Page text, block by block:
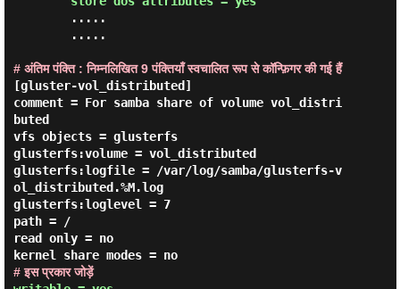
# अंतिम पंक्ति : निम्नलिखित 9 पंक्तियाँ स्वचालित रूप से कॉन्फ़िगर की गई हैं
[gluster-vol_distributed]
comment = For samba share of volume vol_distri
buted
vfs objects = glusterfs
glusterfs:volume = vol_distributed
glusterfs:logfile = /var/log/samba/glusterfs-v
ol_distributed.%M.log
glusterfs:loglevel = 7
path = /
read only = no
kernel share modes = no
# इस प्रकार जोड़ें